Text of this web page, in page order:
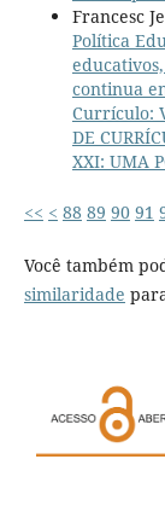
Francesc
Política
continua
Currículo:
DE
XXI: UMA
<< < 88 89 90 91
Você também
similaridade